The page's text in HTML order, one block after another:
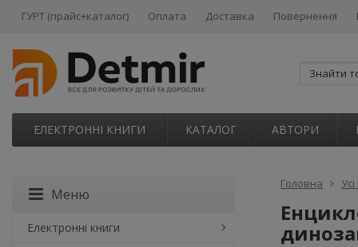
ГУРТ (прайс+каталог) Оплата Доставка Повернення
ЕЛЕКТРОННІ КНИГИ КАТАЛОГ АВТОРИ
Головна
Меню
Електронні книги